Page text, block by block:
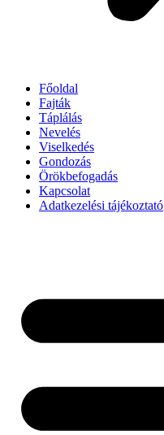
Főoldal
Fajták
Táplálás
Nevelés
Viselkedés
Gondozás
Örökbefogadás
Kapcsolat
Adatkezelési tájékoztató